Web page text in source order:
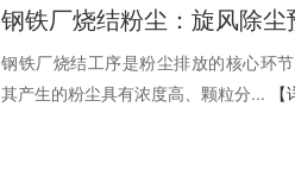
钢铁厂烧结工序是粉尘排放的核心环节
其产生的粉尘具有浓度高、颗粒分...